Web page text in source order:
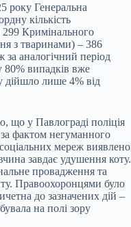
року Генеральна
кількість
Кримінального
з тваринами) – 386
аналогічний період
80% випадків вже
дійшло лише 4% від
що у Павлограді поліція
фактом негуманного
мереж виявлено
завдає удушення коту.
провадження та
Правоохоронцями було
до зазначених дій –
на полі зору